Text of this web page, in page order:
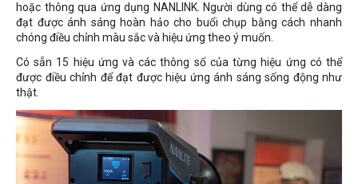
hoặc thông qua ứng dụng NANLINK. Người dùng có thể dễ dàng
đạt được ánh sáng hoàn hảo cho buổi chụp bằng cách nhanh
chóng điều chỉnh màu sắc và hiệu ứng theo ý muốn.
Có sẵn 15 hiệu ứng và các thông số của từng hiệu ứng có thể
được điều chỉnh để đạt được hiệu ứng ánh sáng sống động như
thật.